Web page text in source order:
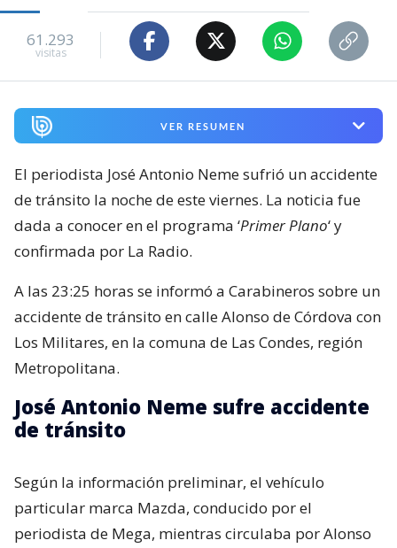
61.293
visitas
VER RESUMEN
El periodista José Antonio Neme sufrió un accidente
de tránsito la noche de este viernes. La noticia fue
dada a conocer en el programa ‘Primer Plano‘ y
confirmada por La Radio.
A las 23:25 horas se informó a Carabineros sobre un
accidente de tránsito en calle Alonso de Córdova con
Los Militares, en la comuna de Las Condes, región
Metropolitana.
José Antonio Neme sufre accidente
de tránsito
Según la información preliminar, el vehículo
particular marca Mazda, conducido por el
periodista de Mega, mientras circulaba por Alonso